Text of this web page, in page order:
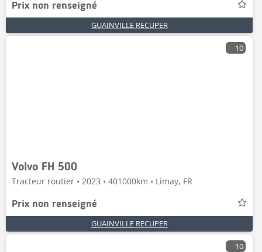
Prix non renseigné
GUAINVILLE RECUPER
10
Volvo FH 500
Tracteur routier • 2023 • 401000km • Limay, FR
Prix non renseigné
GUAINVILLE RECUPER
10